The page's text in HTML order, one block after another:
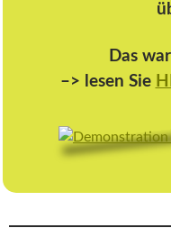
Das
–> lesen Sie